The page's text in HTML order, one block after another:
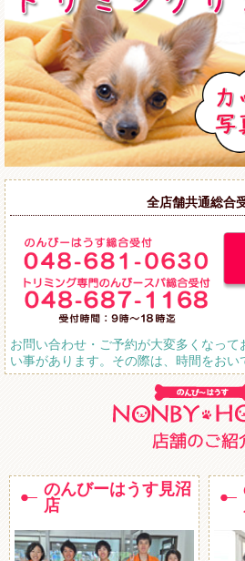
全店舗共通総合
お問い合わせ・ご予約が大変多くなって
い事があります。その際は、時間をおい
のんびーはうす見沼
店